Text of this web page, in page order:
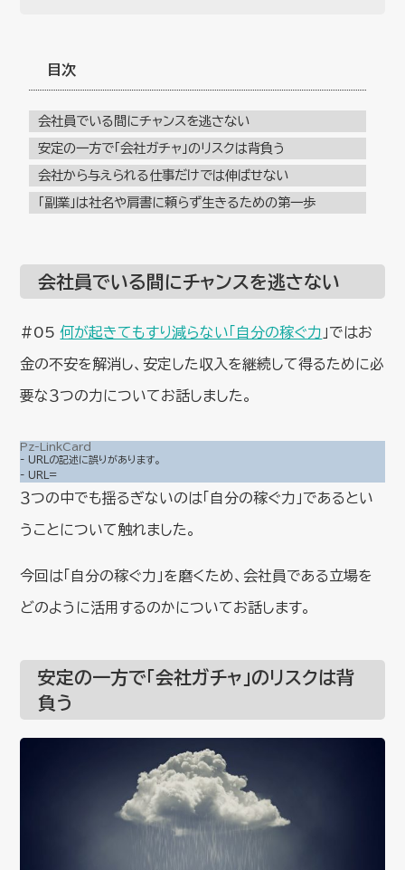
目次
会社員でいる間にチャンスを逃さない
安定の一方で「会社ガチャ」のリスクは背負う
会社から与えられる仕事だけでは伸ばせない
「副業」は社名や肩書に頼らず生きるための第一歩
会社員でいる間にチャンスを逃さない
#05何が起きてもすり減らない「自分の稼ぐ力 」ではお
金の不安を解消し、安定した収入を継続して得るために必
要な３つの力についてお話しました。
Pz-LinkCard
- URLの記述に誤りがあります。
- URL=
３つの中でも揺るぎないのは「自分の稼ぐ力」であるとい
うことについて触れました。
今回は「自分の稼ぐ力」を磨くため、会社員である立場を
どのように活用するのかについてお話します。
安定の一方で「会社ガチャ」のリスクは背
負う